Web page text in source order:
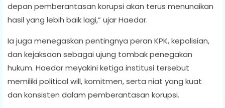
depan pemberantasan korupsi akan terus menunaikan
hasil yang lebih baik lagi,” ujar Haedar.
Ia juga menegaskan pentingnya peran KPK, kepolisian,
dan kejaksaan sebagai ujung tombak penegakan
hukum. Haedar meyakini ketiga institusi tersebut
memiliki political will, komitmen, serta niat yang kuat
dan konsisten dalam pemberantasan korupsi.